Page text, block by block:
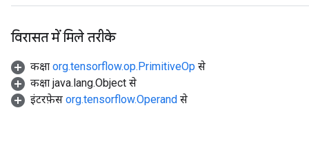
विरासत में मिले तरीके
कक्षा org.tensorflow.op.PrimitiveOp से
कक्षा java.lang.Object से
इंटरफ़ेस org.tensorflow.Operand से